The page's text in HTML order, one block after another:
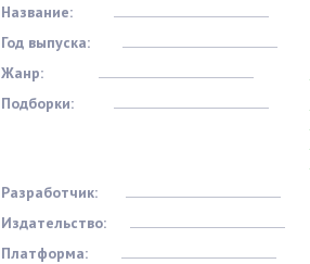
Название:
Год выпуска:
Жанр:
Подборки:
Разработчик:
Издательство:
Платформа: